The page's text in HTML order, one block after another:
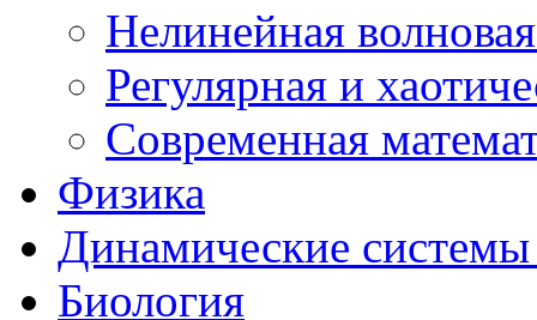
Нелинейная
Регулярная и
Современная
Физика
Динамические системы
Биология